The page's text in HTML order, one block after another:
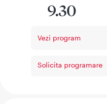
9.30
Vezi program
Solicita programare